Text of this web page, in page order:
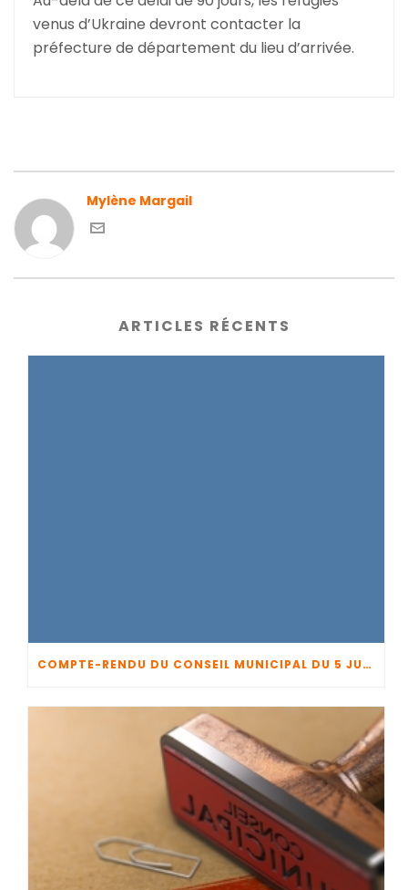
venus d’Ukraine devront contacter la
préfecture de département du lieu d’arrivée.
Mylène Margail
ARTICLES RÉCENTS
COMPTE-RENDU DU CONSEIL MUNICIPAL DU 5 JUIN 2026